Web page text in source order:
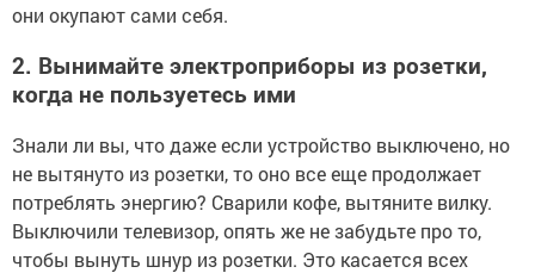
они окупают сами себя.
2. Вынимайте электроприборы из розетки,
когда не пользуетесь ими
Знали ли вы, что даже если устройство выключено, но
не вытянуто из розетки, то оно все еще продолжает
потреблять энергию? Сварили кофе, вытяните вилку.
Выключили телевизор, опять же не забудьте про то,
чтобы вынуть шнур из розетки. Это касается всех